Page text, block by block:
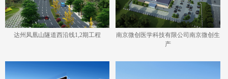
达州凤凰山隧道西沿线1,2期工程
南京微创医学科技有限公司南京微创生
产